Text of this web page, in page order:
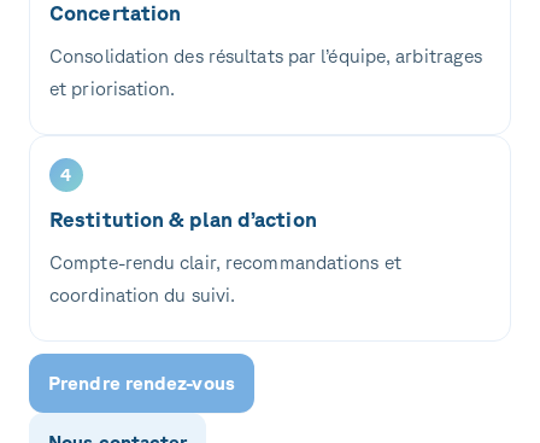
Concertation
Consolidation des résultats par l’équipe, arbitrages
et priorisation.
4
Restitution & plan d’action
Compte-rendu clair, recommandations et
coordination du suivi.
Prendre rendez-vous